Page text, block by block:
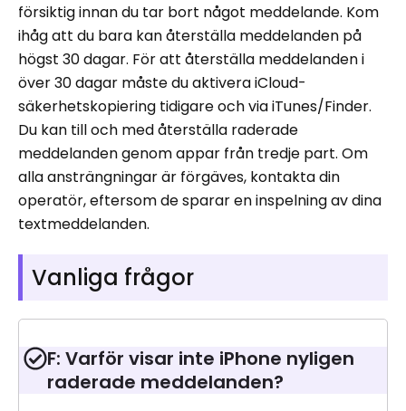
försiktig innan du tar bort något meddelande. Kom
ihåg att du bara kan återställa meddelanden på
högst 30 dagar. För att återställa meddelanden i
över 30 dagar måste du aktivera iCloud-
säkerhetskopiering tidigare och via iTunes/Finder.
Du kan till och med återställa raderade
meddelanden genom appar från tredje part. Om
alla ansträngningar är förgäves, kontakta din
operatör, eftersom de sparar en inspelning av dina
textmeddelanden.
Vanliga frågor
F: Varför visar inte iPhone nyligen
raderade meddelanden?